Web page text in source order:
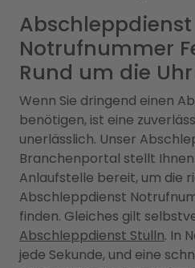
Abschleppdienst
Notrufnummer
Rund um die
Wenn Sie dringend einen
benötigen, ist eine
unerlässlich. Unser
Branchenportal stellt
Anlaufstelle bereit, um die
Abschleppdienst
finden. Gleiches gilt
Abschleppdienst Stulln. In
jede Sekunde, und eine